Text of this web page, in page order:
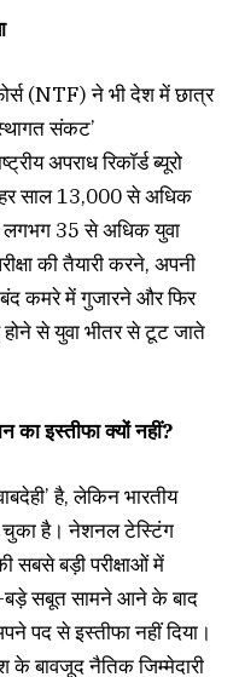
(NTF) ने भी देश में छात्र
संकट’
अपराध रिकॉर्ड ब्यूरो
साल 13,000 से अधिक
लगभग 35 से अधिक युवा
की तैयारी करने, अपनी
कमरे में गुजारने और फिर
होने से युवा भीतर से टूट जाते
का इस्तीफा क्यों नहीं?
है, लेकिन भारतीय
चुका है। नेशनल टेस्टिंग
बड़ी परीक्षाओं में
बड़े सबूत सामने आने के बाद
पद से इस्तीफा नहीं दिया।
के बावजूद नैतिक जिम्मेदारी